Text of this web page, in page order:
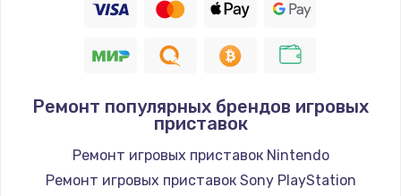
Ремонт популярных брендов игровых
приставок
Ремонт игровых приставок Nintendo
Ремонт игровых приставок Sony PlayStation